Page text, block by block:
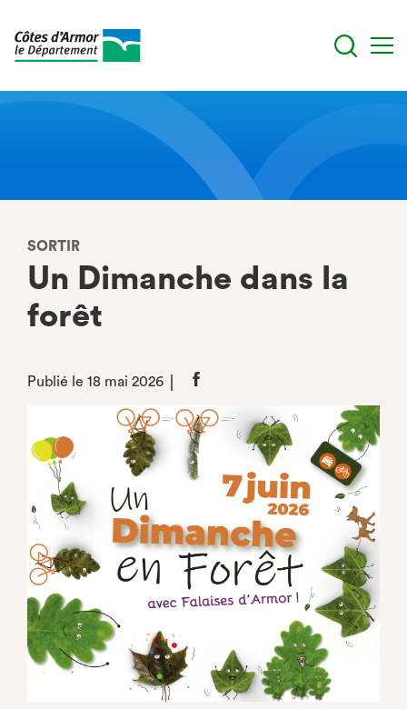
SORTIR
Un Dimanche dans la
forêt
Publié le 18 mai 2026
Partager
Facebook